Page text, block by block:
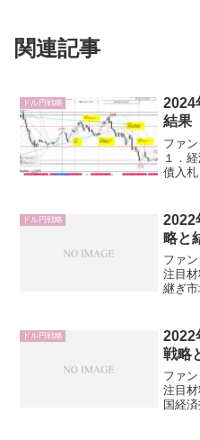
関連記事
ドル円戦略
2024
結果
ファ
１．
債入札
（
まで
ドル円戦略
2022
略と
ファ
注目
継ぎ
えて
動と
ドル円戦略
2022
戦略
ファ
注目
国経